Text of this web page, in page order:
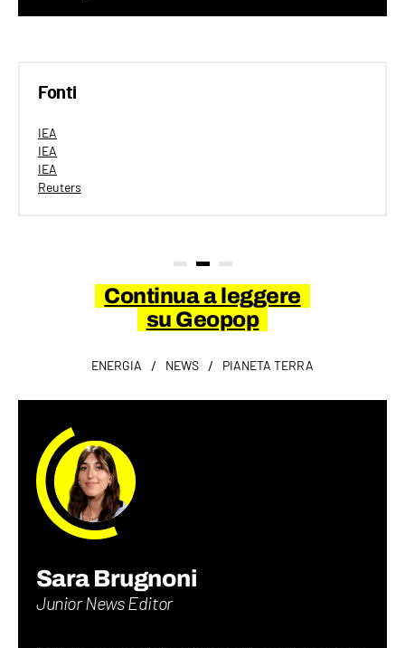
Fonti
IEA
IEA
IEA
Reuters
Continua a leggere
su Geopop
ENERGIA / NEWS / PIANETA TERRA
Sara Brugnoni
Junior News Editor